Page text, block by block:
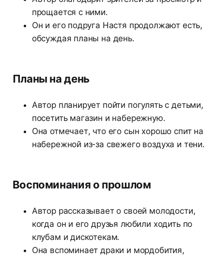
прощается с ними.
Он и его подруга Настя продолжают есть,
обсуждая планы на день.
Планы на день
Автор планирует пойти погулять с детьми,
посетить магазин и набережную.
Она отмечает, что его сын хорошо спит на
набережной из-за свежего воздуха и тени.
Воспоминания о прошлом
Автор рассказывает о своей молодости,
когда он и его друзья любили ходить по
клубам и дискотекам.
Она вспоминает драки и мордобития,